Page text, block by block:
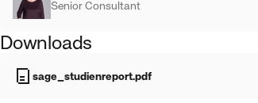
Senior Consultant
Downloads
sage_studienreport.pdf